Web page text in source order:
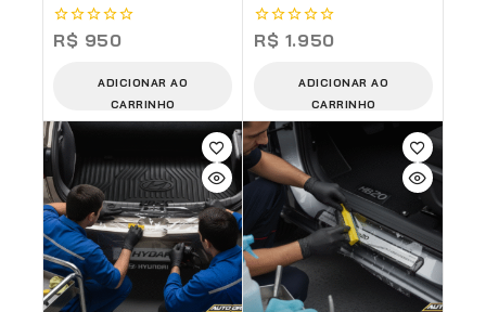
Choque Dianteiro
(Serviço)
0
R$ 950
ADICIONAR AO
CARRINHO
Completo (Serviço)
0
R$ 1.950
ADICIONAR AO
CARRINHO